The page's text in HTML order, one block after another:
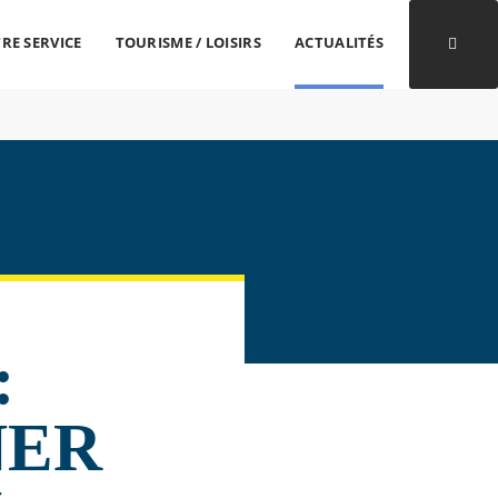
SERVICE TOURISME / LOISIRS ACTUALITÉS